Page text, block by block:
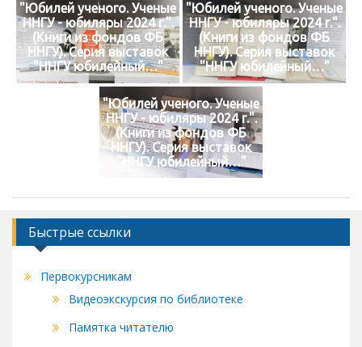
"Юбилей ученого. Ученые
ННГУ - юбиляры 2024 г.".
(Книги из фондов ФБ
ННГУ). Серия выставок
"ННГУ юбилейный…"
"Юбилей ученого. Ученые
ННГУ - юбиляры 2024 г.".
(Книги из фондов ФБ
ННГУ). Серия выставок
"ННГУ юбилейный…"
"Юбилей ученого. Ученые
ННГУ - юбиляры 2024 г.".
(Книги из фондов ФБ
ННГУ). Серия выставок
"ННГУ юбилейный…"
Быстрые ссылки
Первокурсникам
Видеоэкскурсия по библиотеке
Памятка читателю